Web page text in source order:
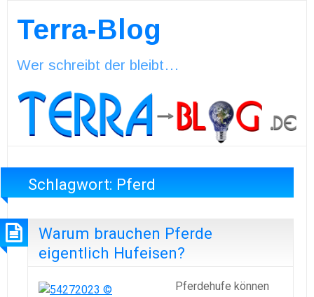
Terra-Blog
Wer schreibt der bleibt…
Schlagwort: Pferd
Warum brauchen Pferde
eigentlich Hufeisen?
Pferdehufe können